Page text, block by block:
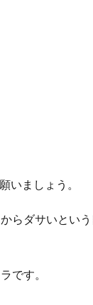
いましょう。
らダサいとい
です。